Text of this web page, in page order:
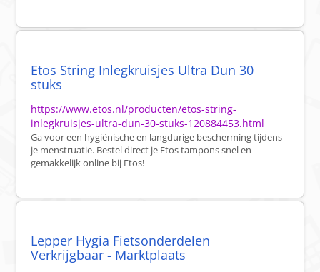
Etos String Inlegkruisjes Ultra Dun 30
stuks
https://www.etos.nl/producten/etos-string-
inlegkruisjes-ultra-dun-30-stuks-120884453.html
Ga voor een hygiënische en langdurige bescherming tijdens
je menstruatie. Bestel direct je Etos tampons snel en
gemakkelijk online bij Etos!
Lepper Hygia Fietsonderdelen
Verkrijgbaar - Marktplaats